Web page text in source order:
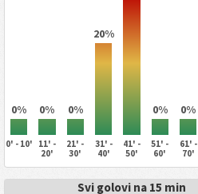
0% 0% 0%
20%
0% 0%
0' - 10'
11' -
20'
21' -
30'
31' -
40'
41' -
50'
51' -
60'
61' -
70'
Svi golovi na 15 min